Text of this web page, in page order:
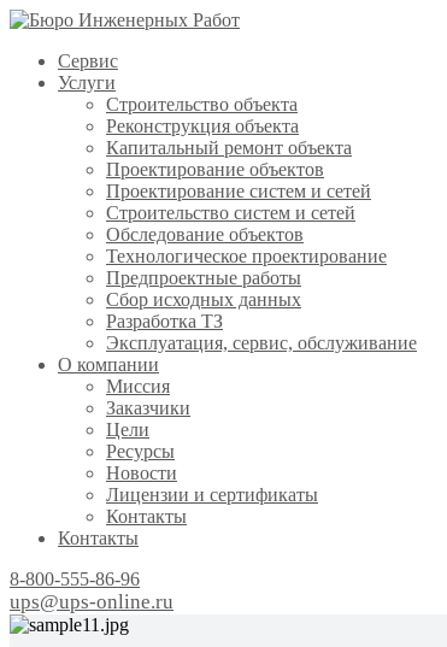
Сервис
Услуги
Строительство объекта
Реконструкция объекта
Капитальный ремонт объекта
Проектирование объектов
Проектирование систем и сетей
Строительство систем и сетей
Обследование объектов
Технологическое проектирование
Предпроектные работы
Сбор исходных данных
Разработка ТЗ
Эксплуатация, сервис, обслуживание
О компании
Миссия
Заказчики
Цели
Ресурсы
Новости
Лицензии и сертификаты
Контакты
Контакты
8-800-555-86-96
ups@ups-online.ru